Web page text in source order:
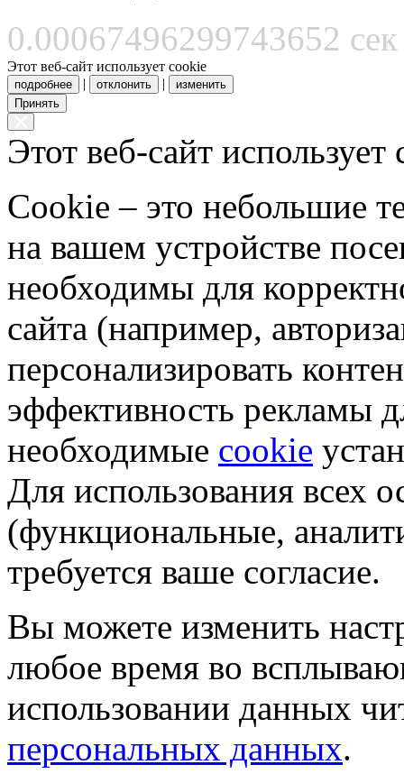
0.00067496299743652 сек
Этот веб-сайт использует cookie
подробнее | отклонить |
изменить
Принять
Этот веб-сайт использует
Cookie – это небольшие
на вашем устройстве
необходимы для
сайта (например,
персонализировать
эффективность рекламы
необходимые cookie
Для использования всех
(функциональные,
требуется ваше согласие.
Вы можете изменить
любое время во
использовании данных
персональных данных.